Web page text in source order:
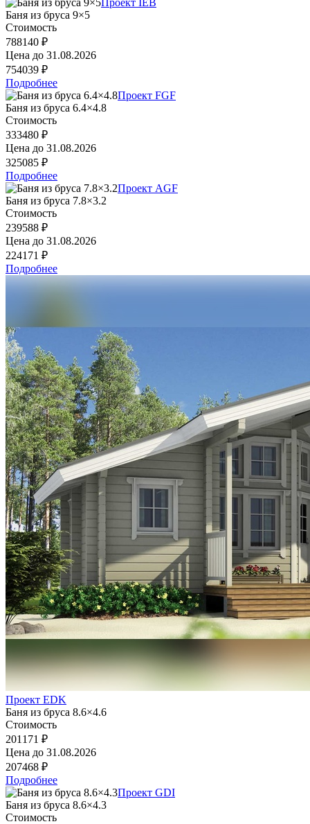
Баня из бруса 9×5
Стоимость
788140 ₽
Цена до 31.08.2026
754039 ₽
Подробнее
Проект FGF
Баня из бруса 6.4×4.8
Стоимость
333480 ₽
Цена до 31.08.2026
325085 ₽
Подробнее
Проект AGF
Баня из бруса 7.8×3.2
Стоимость
239588 ₽
Цена до 31.08.2026
224171 ₽
Подробнее
Проект EDK
Баня из бруса 8.6×4.6
Стоимость
201171 ₽
Цена до 31.08.2026
207468 ₽
Подробнее
Проект GDI
Баня из бруса 8.6×4.3
Стоимость